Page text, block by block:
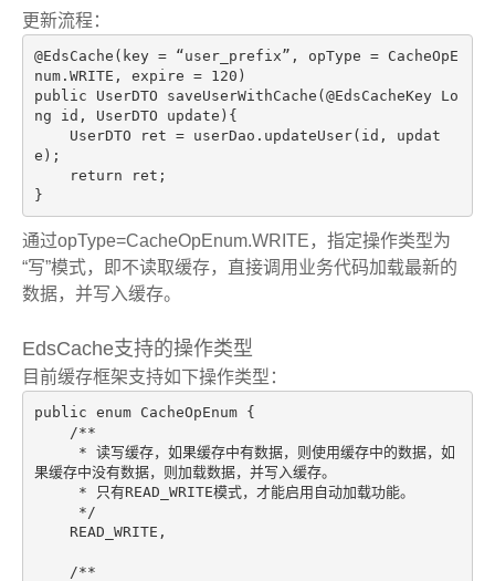
更新流程：
@EdsCache (key = “user_prefix”, opType = CacheOpE
num.WRITE, expire = 120
public UserDTO saveUserWithCache (@EdsCacheKey Lo
ng id, UserDTO update) {
e);
return ret;
}
通过opType=CacheOpEnum.WRITE，指定操作类型为
“写”模式，即不读取缓存，直接调用业务代码加载最新的
数据，并写入缓存。
EdsCache支持的操作类型
目前缓存框架支持如下操作类型：
public enum CacheOpEnum {
/**
果缓存中没有数据，则加载数据，并写入缓存。
     */
/**